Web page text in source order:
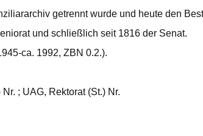
getrennt wurde und heute den
und schließlich seit 1816 der Senat.
ca. 1992, ZBN 0.2.).
; UAG, Rektorat (St.) Nr.